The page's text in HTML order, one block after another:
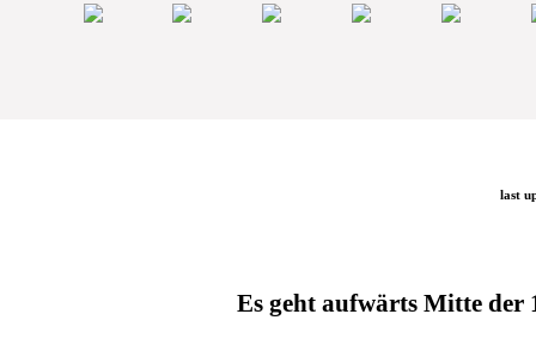
last
Es geht aufwärts Mitte der